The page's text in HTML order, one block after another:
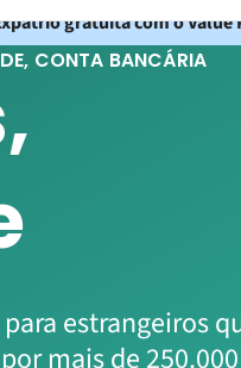
gratuita com o Value
CONTA BANCÁRIA
estrangeiros
mais de